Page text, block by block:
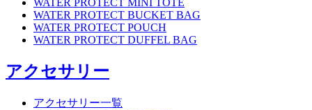
WATER PROTECT MINI TOTE
WATER PROTECT BUCKET BAG
WATER PROTECT POUCH
WATER PROTECT DUFFEL BAG
アクセサリー
アクセサリー一覧